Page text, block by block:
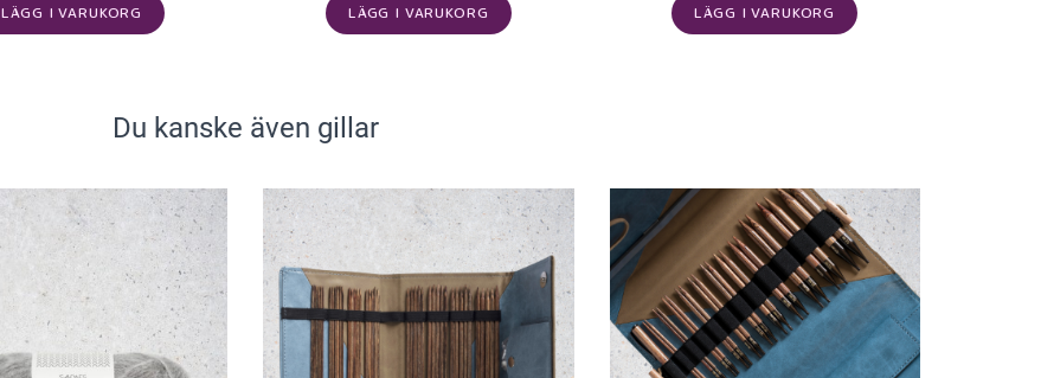
LÄGG I VARUKORG LÄGG I VARUKORG LÄGG I VARUKORG
Du kanske även gillar